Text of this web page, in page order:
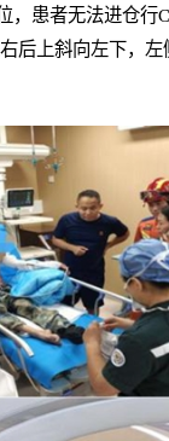
，患者无法进仓行
后上斜向左下，